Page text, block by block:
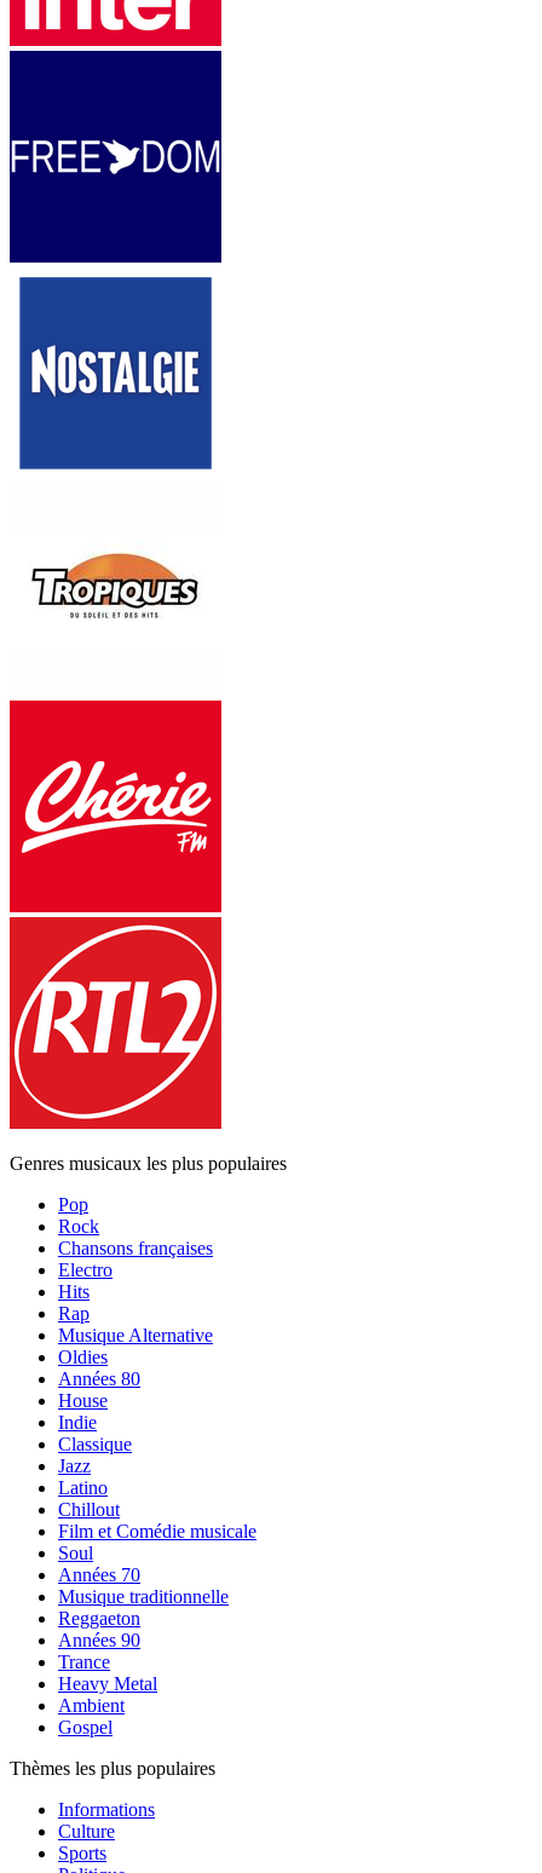
Genres musicaux les plus populaires
Pop
Rock
Chansons françaises
Electro
Hits
Rap
Musique Alternative
Oldies
Années 80
House
Indie
Classique
Jazz
Latino
Chillout
Film et Comédie musicale
Soul
Années 70
Musique traditionnelle
Reggaeton
Années 90
Trance
Heavy Metal
Ambient
Gospel
Thèmes les plus populaires
Informations
Culture
Sports